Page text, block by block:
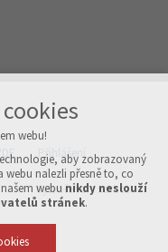
Přihlášení
Vytvořeno v xart.cz
webu!
aby zobrazovaný
nalezli přesně to, co
webu nikdy neslouží
stránek.